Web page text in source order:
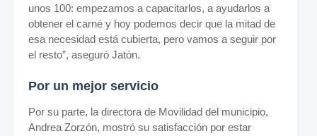
unos 100: empezamos a capacitarlos, a ayudarlos a
obtener el carné y hoy podemos decir que la mitad de
esa necesidad está cubierta, pero vamos a seguir por
el resto”, aseguró Jatón.
Por un mejor servicio
Por su parte, la directora de Movilidad del municipio,
Andrea Zorzón, mostró su satisfacción por estar